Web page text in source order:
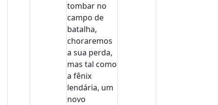
tombar no
campo de
batalha,
choraremos
a sua perda,
mas tal como
a fênix
lendária, um
novo